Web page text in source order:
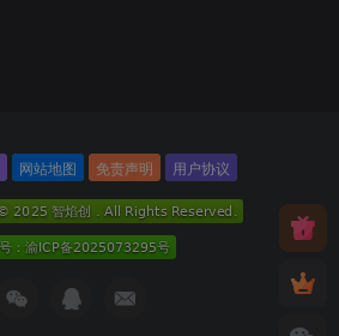
网站地图 免责声明 用户协议